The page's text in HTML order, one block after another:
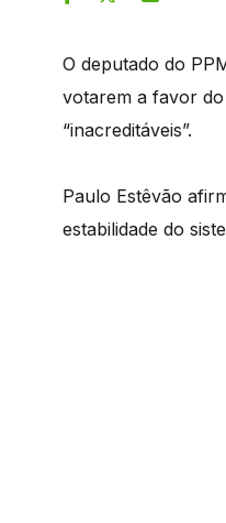
O deputado do
votarem a favor
“inacreditáveis”.
Paulo Estêvão
estabilidade do